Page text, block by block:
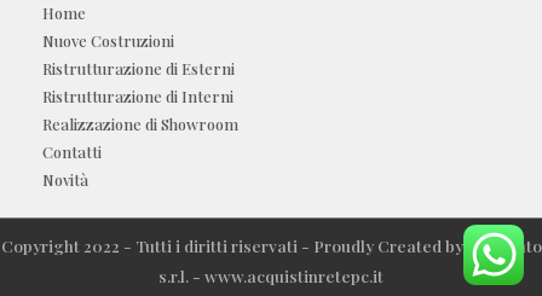
Home
Nuove Costruzioni
Ristrutturazione di Esterni
Ristrutturazione di Interni
Realizzazione di Showroom
Contatti
Novità
Copyright 2022 - Tutti i diritti riservati - Proudly Created by 100Cento
s.r.l. - www.acquistinretepc.it